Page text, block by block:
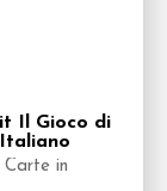
Il Gioco di
Carte in